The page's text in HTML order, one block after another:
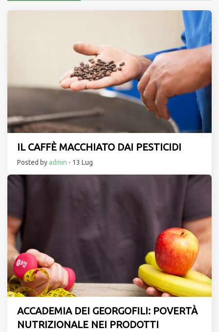
IL CAFFÈ MACCHIATO DAI PESTICIDI
Posted byadmin - 13 Lug
ACCADEMIA DEI GEORGOFILI: POVERTÀ
NUTRIZIONALE NEI PRODOTTI